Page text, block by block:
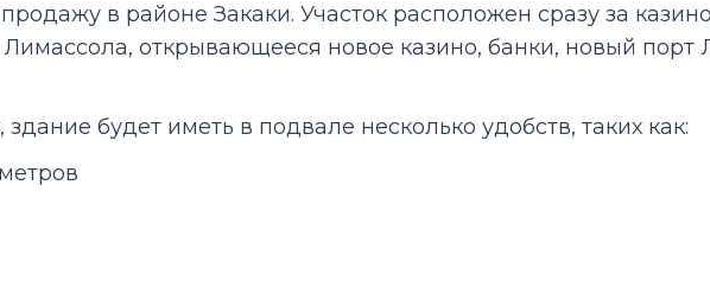
в районе Закаки. Участок расположен сразу за
открывающееся новое казино, банки, новый порт
будет иметь в подвале несколько удобств, таких как: